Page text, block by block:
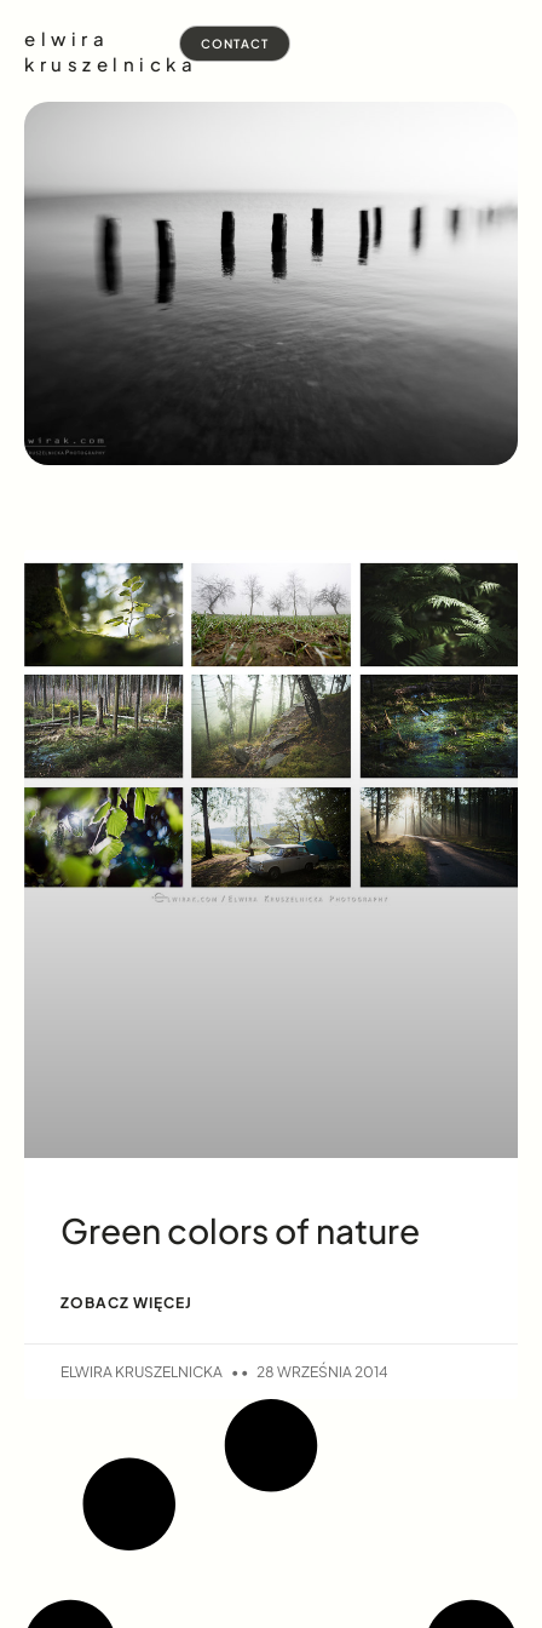
elwira
kruszelnicka
CONTACT
Green colors of nature
ZOBACZ WIĘCEJ
ELWIRA KRUSZELNICKA 28 WRZEŚNIA 2014